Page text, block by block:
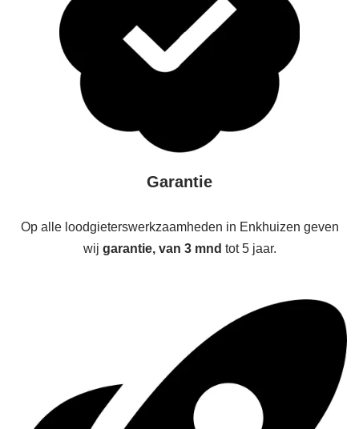
Garantie
Op alle loodgieterswerkzaamheden in Enkhuizen geven
wij garantie, van 3 mnd tot 5 jaar.